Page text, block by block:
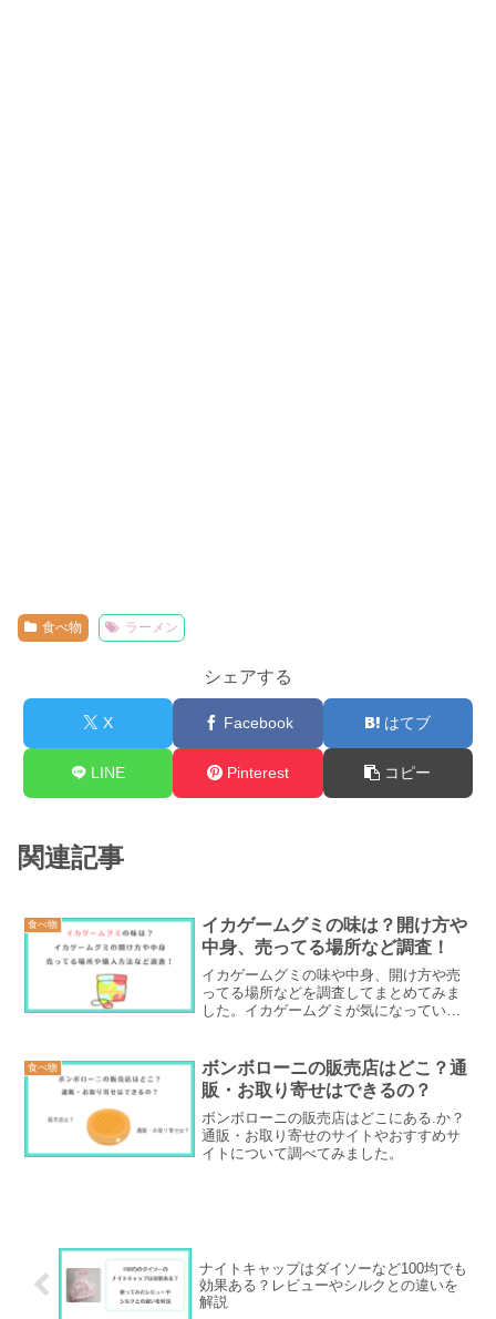
食べ物 ラーメン
シェアする
X Facebook はてブ
LINE Pinterest コピー
関連記事
食べ物
イカゲームグミの味は？開け方や
中身、売ってる場所など調査！
イカゲームグミの味や中身、開け方や売
ってる場所などを調査してまとめてみま
した。イカゲームグミが気になっている
食べ物
ボンボローニの販売店はどこ？通
販・お取り寄せはできるの？
ボンボローニの販売店はどこにある.か？
通販・お取り寄せのサイトやおすすめサ
イトについて調べてみました。
ナイトキャップはダイソーなど100均でも
効果ある？レビューやシルクとの違いを
解説